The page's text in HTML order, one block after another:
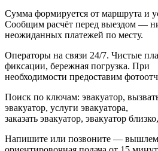
Сумма формируется от маршрута и
Сообщим расчёт перед выездом —
неожиданных платежей по месту.
Операторы на связи 24/7. Чистые
фиксации, бережная погрузка. При
необходимости предоставим
Поиск по ключам: эвакуатор,
эвакуатор, услуги эвакуатора,
заказать эвакуатор, эвакуатор
Напишите или позвоните — вышлем